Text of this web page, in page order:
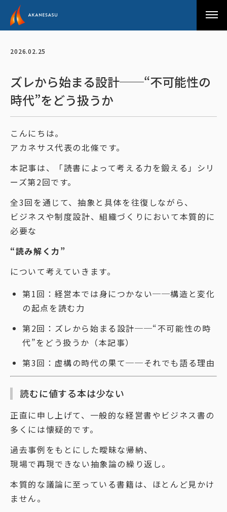
アカネサス
2026.02.25
ズレから始まる設計──“不可能性の
時代”をどう扱うか
こんにちは。
アカネサス代表の北條です。
本記事は、「読書によって考える力を鍛える」シリ
ーズ第2回です。
全3回を通じて、抽象と具体を往復しながら、
ビジネスや制度設計、組織づくりにおいて本質的に
必要な
“読み解く力”
について考えていきます。
第1回：経営本では身につかない──構造と変化
の起点を読む力
第2回：ズレから始まる設計──“不可能性の時
代”をどう扱うか（本記事）
第3回：虚構の時代の果て──それでも語る理由
読むに値する本は少ない
正直に申し上げて、一般的な経営書やビジネス書の
多くには懐疑的です。
過去事例をもとにした曖昧な帰納、
現場で再現できない抽象論の繰り返し。
本質的な議論に至っている書籍は、ほとんど見かけ
ません。